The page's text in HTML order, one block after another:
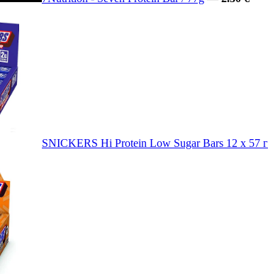
SNICKERS Hi Protein Low Sugar Bars 12 x 57